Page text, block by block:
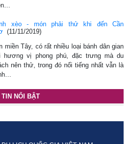
xèo - món phải thử khi đến Cần
(11/11/2019)
miền Tây, có rất nhiều loại bánh dân gian
hương vị phong phú, đặc trưng mà du
nên thử, trong đó nổi tiếng nhất vẫn là
TIN NỔI BẬT